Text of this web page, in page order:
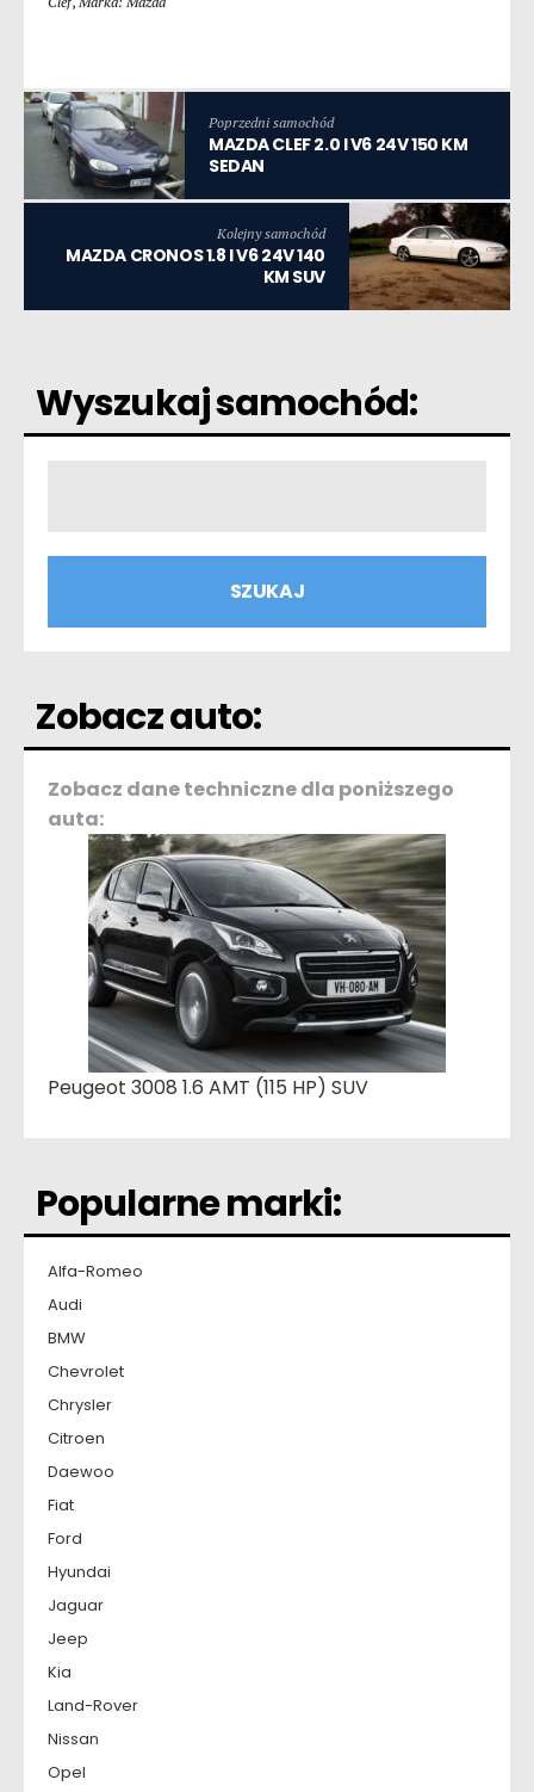
Poprzedni samochód
MAZDA CLEF 2.0 I V6 24V 150 KM
SEDAN
Kolejny samochód
MAZDA CRONOS 1.8 I V6 24V 140
KM SUV
Wyszukaj samochód:
Zobacz auto:
Zobacz dane techniczne dla poniższego
auta:
Peugeot 3008 1.6 AMT (115 HP) SUV
Popularne marki:
Alfa-Romeo
Audi
BMW
Chevrolet
Chrysler
Citroen
Daewoo
Fiat
Ford
Hyundai
Jaguar
Jeep
Kia
Land-Rover
Nissan
Opel